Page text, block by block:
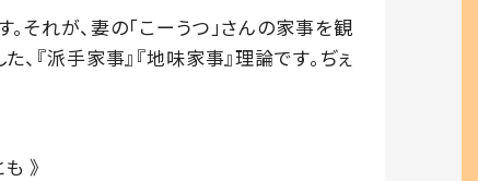
それが、妻の「こーうつ」さんの家事を観
『派手家事』『地味家事』理論です。ぢぇ
》